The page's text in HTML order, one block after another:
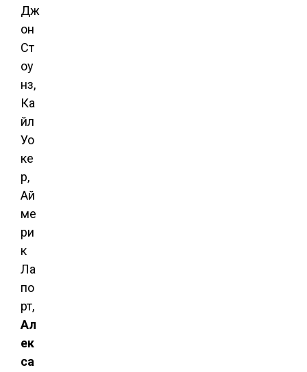
Дж
он
Ст
оу
нз,
Ка
йл
Уо
ке
р,
Ай
ме
ри
к
Ла
по
рт,
Ал
ек
са